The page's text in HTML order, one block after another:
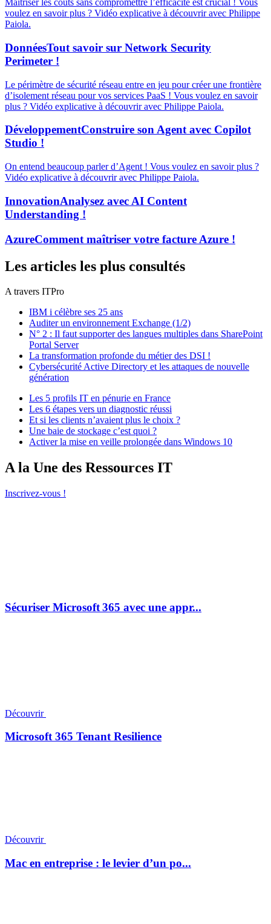
Maitriser les coûts sans compromettre l’efficacité est crucial ! Vous
voulez en savoir plus ? Vidéo explicative à découvrir avec Philippe
Paiola.
DonnéesTout savoir sur Network Security
Perimeter !
Le périmètre de sécurité réseau entre en jeu pour créer une frontière
d’isolement réseau pour vos services PaaS ! Vous voulez en savoir
plus ? Vidéo explicative à découvrir avec Philippe Paiola.
DéveloppementConstruire son Agent avec Copilot
Studio !
On entend beaucoup parler d’Agent ! Vous voulez en savoir plus ?
Vidéo explicative à découvrir avec Philippe Paiola.
InnovationAnalysez avec AI Content
Understanding !
AzureComment maîtriser votre facture Azure !
Les articles les plus consultés
A travers ITPro
IBM i célèbre ses 25 ans
Auditer un environnement Exchange (1/2)
N° 2 : Il faut supporter des langues multiples dans SharePoint
Portal Server
La transformation profonde du métier des DSI !
Cybersécurité Active Directory et les attaques de nouvelle
génération
Les 5 profils IT en pénurie en France
Les 6 étapes vers un diagnostic réussi
Et si les clients n’avaient plus le choix ?
Une baie de stockage c’est quoi ?
Activer la mise en veille prolongée dans Windows 10
A la Une des Ressources IT
Inscrivez-vous !
Sécuriser Microsoft 365 avec une appr...
Découvrir
Microsoft 365 Tenant Resilience
Découvrir
Mac en entreprise : le levier d’un po...